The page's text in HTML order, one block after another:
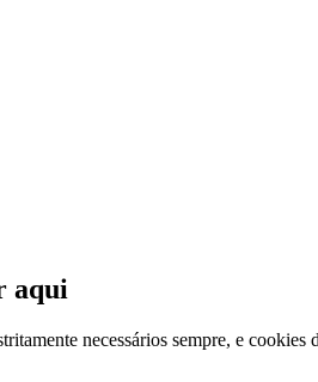
aqui
necessários sempre, e